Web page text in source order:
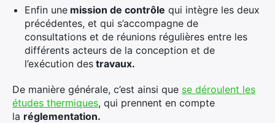
Enfin une mission de contrôle qui intègre les deux
précédentes, et qui s’accompagne de
consultations et de réunions régulières entre les
différents acteurs de la conception et de
l’exécution des travaux.
De manière générale, c’est ainsi que se déroulent les
études thermiques, qui prennent en compte
la réglementation.